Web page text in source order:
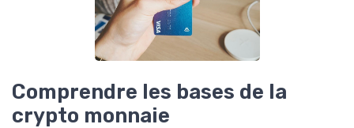
Comprendre les bases de la
crypto monnaie